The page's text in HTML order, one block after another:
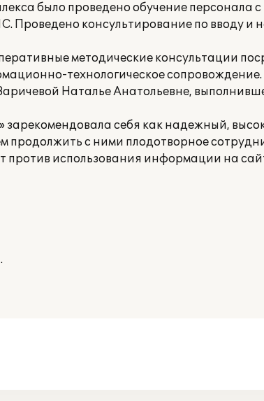
было проведено обучение персонала
Проведено консультирование по вводу и
методические консультации
технологическое сопровождение.
Наталье Анатольевне,
себя как надежный,
продолжить с ними плодотворное
использования информации на